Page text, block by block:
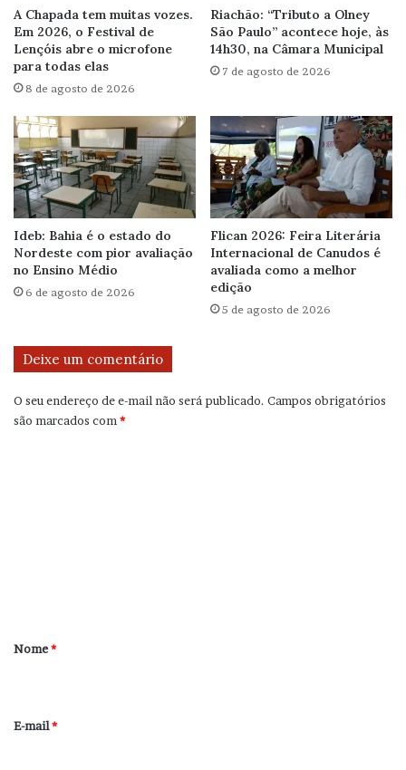
A Chapada tem muitas vozes.
Em 2026, o Festival de
Lençóis abre o microfone
para todas elas
8 de agosto de 2026
Riachão: “Tributo a Olney
São Paulo” acontece hoje, às
14h30, na Câmara Municipal
7 de agosto de 2026
Ideb: Bahia é o estado do
Nordeste com pior avaliação
no Ensino Médio
6 de agosto de 2026
Flican 2026: Feira Literária
Internacional de Canudos é
avaliada como a melhor
edição
5 de agosto de 2026
Deixe um comentário
O seu endereço de e-mail não será publicado. Campos obrigatórios
são marcados com*
r
*
Nome*
E-mail*